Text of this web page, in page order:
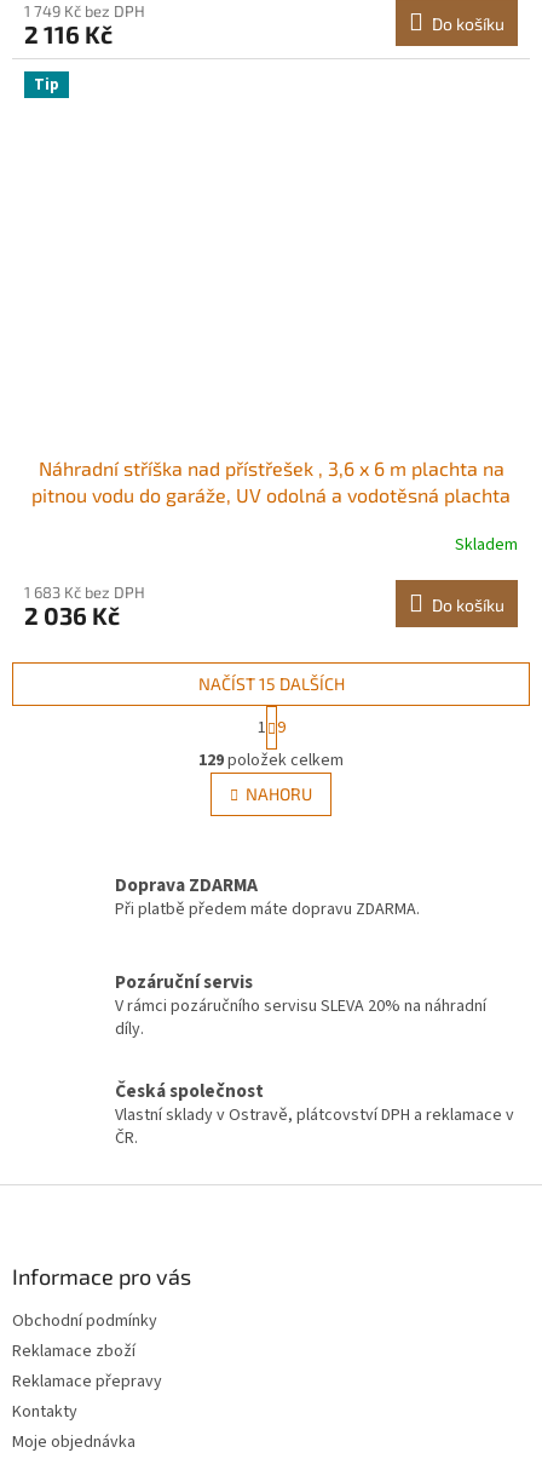
1 749 Kč bez DPH
2 116 Kč Do košíku
Tip
Náhradní stříška nad přístřešek , 3,6 x 6 m plachta na
pitnou vodu do garáže, UV odolná a vodotěsná plachta
Skladem
1 683 Kč bez DPH
2 036 Kč Do košíku
O
v
l
á
í
k
i
NAČÍST 15 DALŠÍCH
t
r
á
n
k
n
í
1 9
129položek celkem
NAHORU
Doprava ZDARMA
Při platbě předem máte dopravu ZDARMA.
Pozáruční servis
V rámci pozáručního servisu SLEVA 20% na náhradní
díly.
Česká společnost
Vlastní sklady v Ostravě, plátcovství DPH a reklamace v
ČR.
Informace pro vás
Obchodní podmínky
Reklamace zboží
Reklamace přepravy
Kontakty
Moje objednávka